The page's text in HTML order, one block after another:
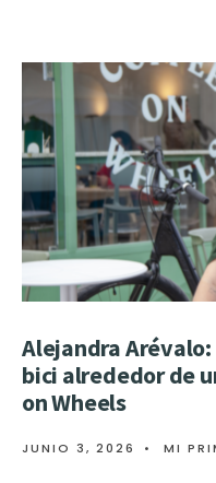
Alejandra
bici alrededor de
on Wheels
JUNIO 3, 2026 • MI